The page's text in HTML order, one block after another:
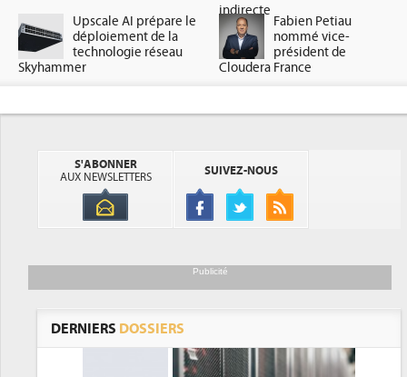
indirecte
Upscale AI prépare le
déploiement de la
technologie réseau
Skyhammer
Fabien Petiau
nommé vice-
président de
Cloudera France
S'ABONNER
AUX NEWSLETTERS
SUIVEZ-NOUS
Publicité
DERNIERS DOSSIERS